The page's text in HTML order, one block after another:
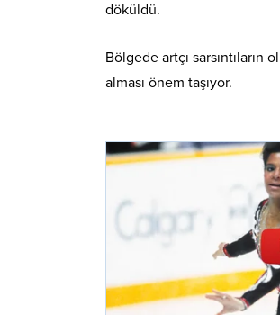
döküldü.
Bölgede artçı
alması önem taşıyor.